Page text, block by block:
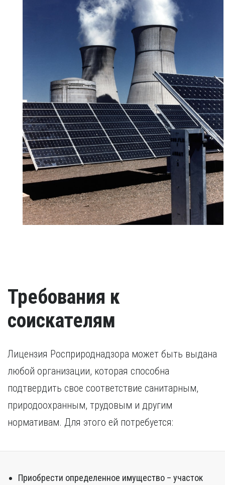
Требования к
соискателям
Лицензия Росприроднадзора может быть выдана
любой организации, которая способна
подтвердить свое соответствие санитарным,
природоохранным, трудовым и другим
нормативам. Для этого ей потребуется:
Приобрести определенное имущество – участок